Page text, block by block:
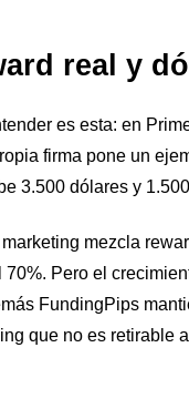
real y
es esta: en
firma pone un
3.500 dólares y
mezcla
Pero el
FundingPips
que no es